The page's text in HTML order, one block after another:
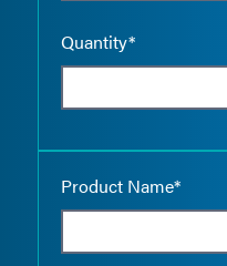
Quantity*
Product Name*